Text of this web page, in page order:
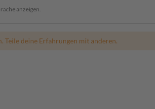
anzeigen.
Teile deine Erfahrungen mit anderen.